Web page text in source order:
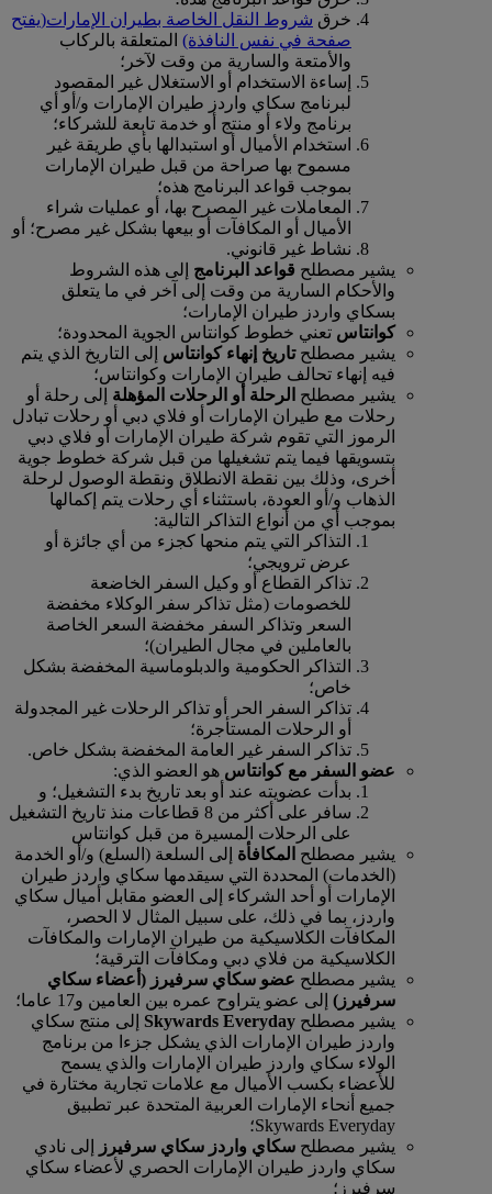
خرق شروط النقل الخاصة بطيران الإمارات(يفتح
صفحة في نفس النافذة) المتعلقة بالركاب
والأمتعة والسارية من وقت لآخر؛
إساءة الاستخدام أو الاستغلال غير المقصود
لبرنامج سكاي واردز طيران الإمارات و/أو أي
برنامج ولاء أو منتج أو خدمة تابعة للشركاء؛
استخدام الأميال أو استبدالها بأي طريقة غير
مسموح بها صراحة من قبل طيران الإمارات
بموجب قواعد البرنامج هذه؛
المعاملات غير المصرح بها، أو عمليات شراء
الأميال أو المكافآت أو بيعها بشكل غير مصرح؛ أو
نشاط غير قانوني.
يشير مصطلح قواعد البرنامج إلى هذه الشروط
والأحكام السارية من وقت إلى آخر في ما يتعلق
بسكاي واردز طيران الإمارات؛
كوانتاس تعني خطوط كوانتاس الجوية المحدودة؛
يشير مصطلحتاريخ إنهاء كوانتاس إلى التاريخ الذي يتم
فيه إنهاء تحالف طيران الإمارات وكوانتاس؛
يشير مصطلح الرحلة أو الرحلات المؤهلة إلى رحلة أو
رحلات مع طيران الإمارات أو فلاي دبي أو رحلات تبادل
الرموز التي تقوم شركة طيران الإمارات أو فلاي دبي
بتسويقها فيما يتم تشغيلها من قبل شركة خطوط جوية
أخرى، وذلك بين نقطة الانطلاق ونقطة الوصول لرحلة
الذهاب و/أو العودة، باستثناء أي رحلات يتم إكمالها
بموجب أي من أنواع التذاكر التالية:
التذاكر التي يتم منحها كجزء من أي جائزة أو
عرض ترويجي؛
تذاكر القطاع أو وكيل السفر الخاضعة
للخصومات (مثل تذاكر سفر الوكلاء مخفضة
السعر وتذاكر السفر مخفضة السعر الخاصة
بالعاملين في مجال الطيران)؛
التذاكر الحكومية والدبلوماسية المخفضة بشكل
خاص؛
تذاكر السفر الحر أو تذاكر الرحلات غير المجدولة
أو الرحلات المستأجرة؛
تذاكر السفر غير العامة المخفضة بشكل خاص.
عضو السفر مع كوانتاس هو العضو الذي:
بدأت عضويته عند أو بعد تاريخ بدء التشغيل؛ و
سافر على أكثر من 8 قطاعات منذ تاريخ التشغيل
على الرحلات المسيرة من قبل كوانتاس
يشير مصطلح المكافأة إلى السلعة (السلع) و/أو الخدمة
(الخدمات) المحددة التي سيقدمها سكاي واردز طيران
الإمارات أو أحد الشركاء إلى العضو مقابل أميال سكاي
واردز، بما في ذلك، على سبيل المثال لا الحصر،
المكافآت الكلاسيكية من طيران الإمارات والمكافآت
الكلاسيكية من فلاي دبي ومكافآت الترقية؛
يشير مصطلح عضو سكاي سرفيرز (أعضاء سكاي
سرفيرز) إلى عضو يتراوح عمره بين العامين و17 عاما؛
يشير مصطلح Skywards Everyday إلى منتج سكاي
واردز طيران الإمارات الذي يشكل جزءا من برنامج
الولاء سكاي واردز طيران الإمارات والذي يسمح
للأعضاء بكسب الأميال مع علامات تجارية مختارة في
جميع أنحاء الإمارات العربية المتحدة عبر تطبيق
Skywards Everyday؛
يشير مصطلح سكاي واردز سكاي سرفيرز
إلى نادي
سكاي واردز طيران الإمارات الحصري لأعضاء سكاي
سرفيرز؛